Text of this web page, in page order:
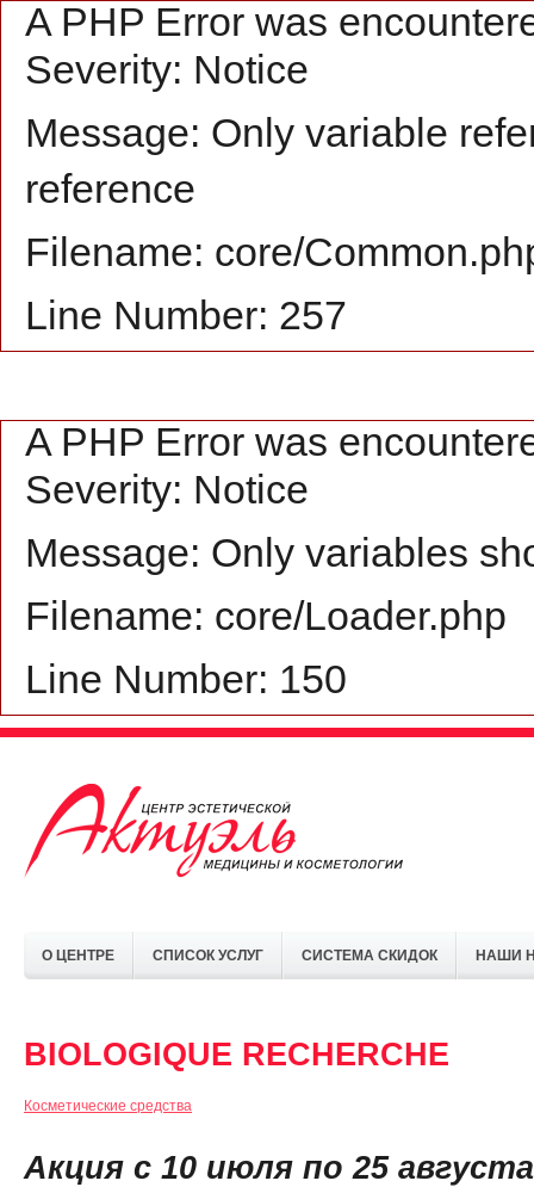
A PHP Error was
Severity: Notice
Message: Only variable
reference
Filename: core/
Line Number: 257
A PHP Error was
Severity: Notice
Message: Only variables
Filename: core/Loader.php
Line Number: 150
О ЦЕНТРЕ СПИСОК УСЛУГ СИСТЕМА СКИДОК НАШИ
BIOLOGIQUE RECHERCHE
Косметические средства
Акция с 10 июля по 25